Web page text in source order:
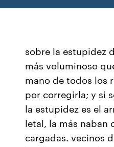
sobre la estupidez
más voluminoso
mano de todos los
por corregirla; y si
la estupidez es el
letal, la más naban
cargadas. vecinos